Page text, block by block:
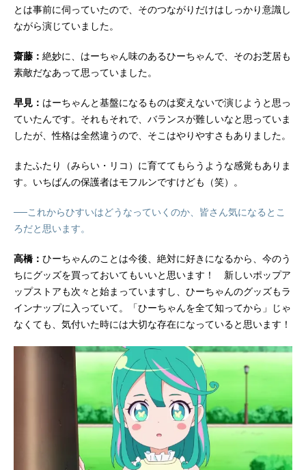
とは事前に伺っていたので、そのつながりだけはしっかり意識し
ながら演じていました。
齋藤： 絶妙に、はーちゃん味のあるひーちゃんで、そのお芝居も
素敵だなあって思っていました。
早見： はーちゃんと基盤になるものは変えないで演じようと思っ
ていたんです。それもそれで、バランスが難しいなと思っていま
したが、性格は全然違うので、そこはやりやすさもありました。
またふたり（みらい・リコ）に育ててもらうような感覚もありま
す。いちばんの保護者はモフルンですけども（笑）。
──これからひすいはどうなっていくのか、皆さん気になるとこ
ろだと思います。
高橋： ひーちゃんのことは今後、絶対に好きになるから、今のう
ちにグッズを買っておいてもいいと思います！ 新しいポップア
ップストアも次々と始まっていますし、ひーちゃんのグッズもラ
インナップに入っていて。「ひーちゃんを全て知ってから」じゃ
なくても、気付いた時には大切な存在になっていると思います！